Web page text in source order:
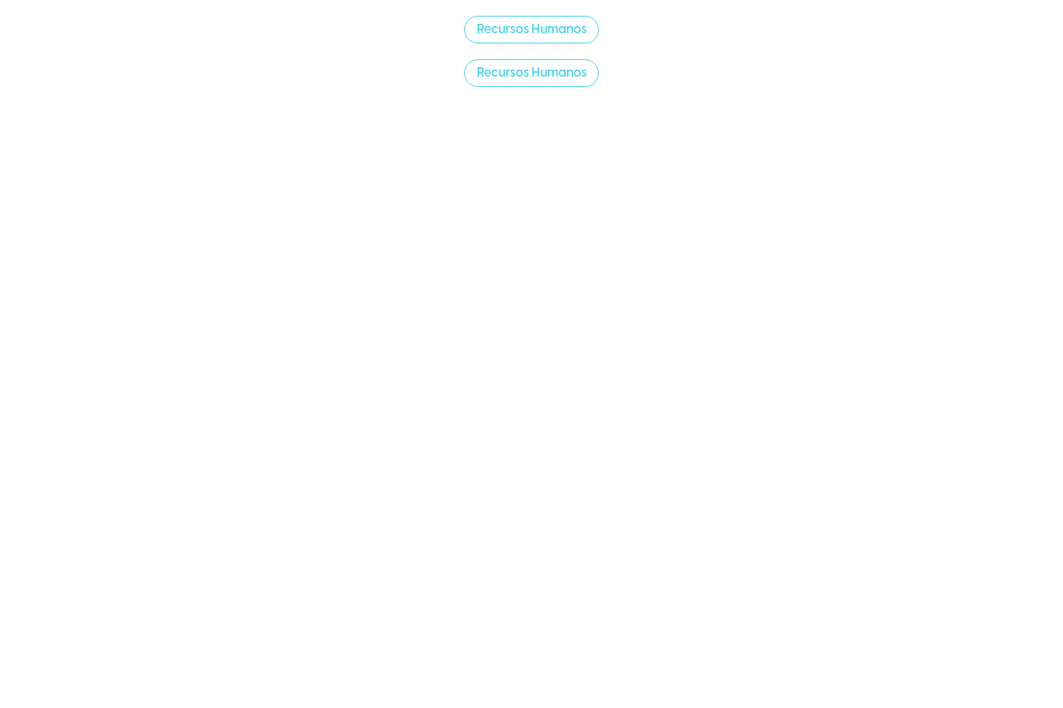
Recursos Humanos
Recursos Humanos